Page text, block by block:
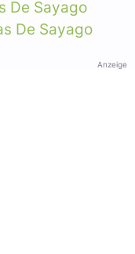
De Sayago
De Sayago
Anzeige